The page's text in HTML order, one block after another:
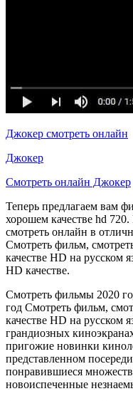
Джокер смотреть онлайн
Джокер
Смотреть онлайн Джокер
Теперь предлагаем вам
хорошем качестве hd
смотреть онлайн в
Смотреть фильм,
качестве HD на русском
HD качестве.
Смотреть фильмы 2020
год Смотреть фильм,
качестве HD на русском
грандиозных
пригожие новинки
представленном
понравившиеся
новоиспеченные